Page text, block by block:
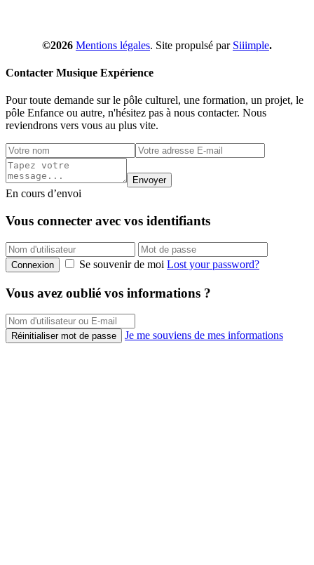
©2026 Mentions légales. Site propulsé par Siiimple.
Contacter Musique Expérience
Pour toute demande sur le pôle culturel, une formation, un projet, le
pôle Enfance ou autre, n'hésitez pas à nous contacter. Nous
reviendrons vers vous au plus vite.
Envoyer
En cours d’envoi
Vous connecter avec vos identifiants
Connexion Se souvenir de moi Lost your password?
Vous avez oublié vos informations ?
Réinitialiser mot de passe Je me souviens de mes informations